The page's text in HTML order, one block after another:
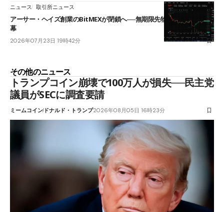
ニュース 取引所ニュース
アーサー・ヘイズ創業のBitMEXが閉鎖へ──無期限先物を生んだ11年に
幕
2026年07月23日 19時42分
その他のニュース
トランプコイン崩壊で100万人が損失──民主党
議員がSECに調査要請
ミームコインドナルド・トランプ2026年08月05日 16時23分